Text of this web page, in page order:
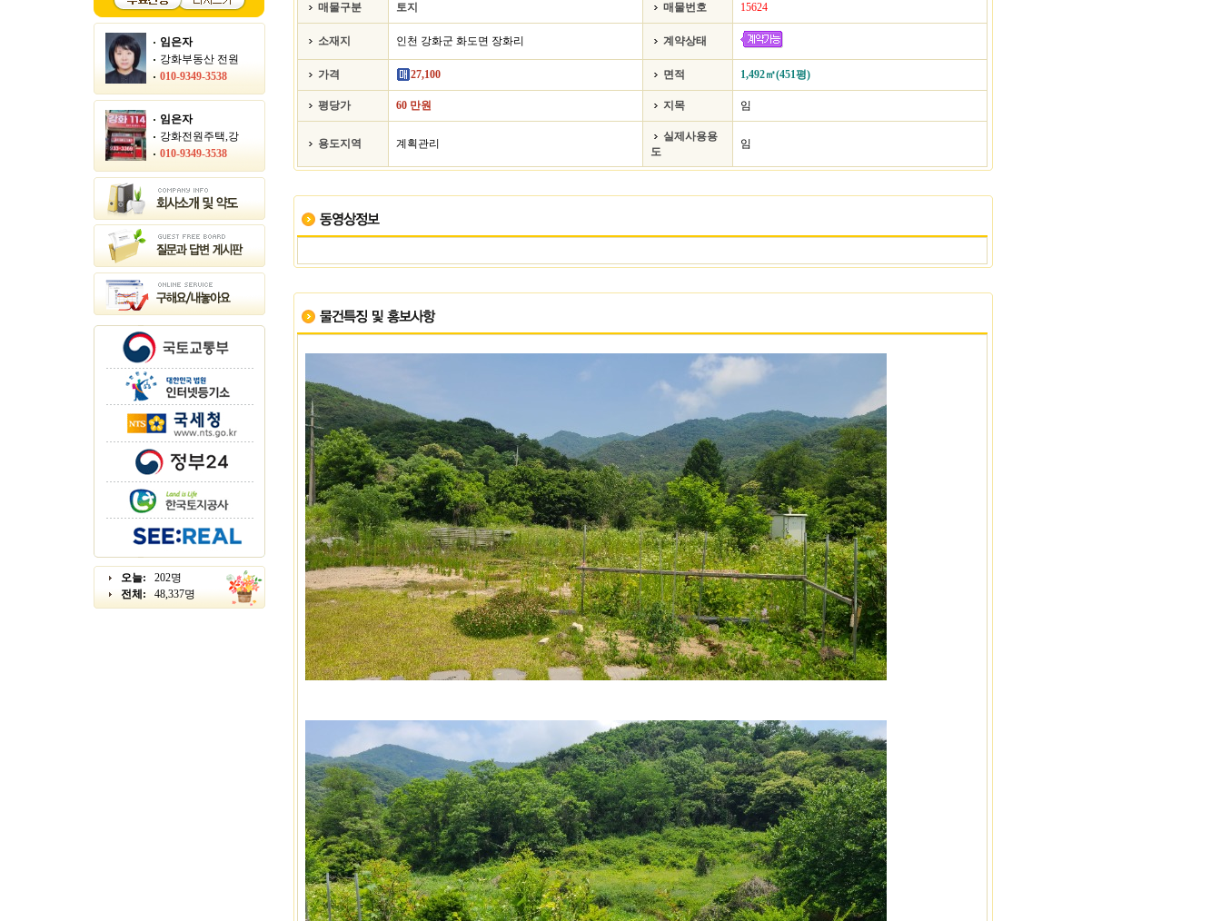
임은자
강화부동산 전원
010-9349-3538
임은자
강화전원주택,강
010-9349-3538
오늘:
202명
전체:
48,337명
매물구분 토지 매물번호 15624
소재지 인천 강화군 화도면 장화리 계약상태
가격 27,100 면적 1,492㎡(451평)
평당가 60 만원 지목 임
용도지역 계획관리
실제사용용
도
임